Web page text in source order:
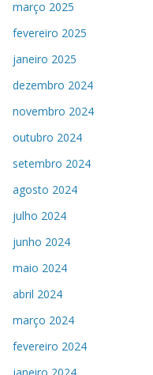
março 2025
fevereiro 2025
janeiro 2025
dezembro 2024
novembro 2024
outubro 2024
setembro 2024
agosto 2024
julho 2024
junho 2024
maio 2024
abril 2024
março 2024
fevereiro 2024